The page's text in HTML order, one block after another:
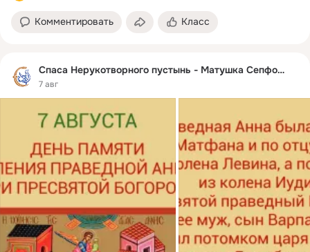
Комментировать Класс
Спаса Нерукотворного пустынь - Матушка Сепфора
7 авг